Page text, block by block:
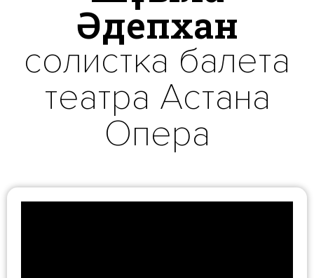
Әдепхан
солистка балета
театра Астана
Опера